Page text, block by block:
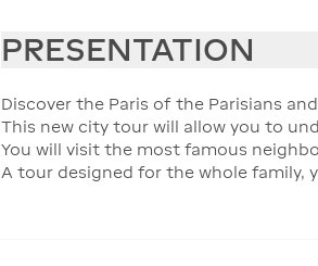
PRESENTATION
Discover the Paris of the Parisians
This new city tour will allow you to
You will visit the most famous
A tour designed for the whole family,